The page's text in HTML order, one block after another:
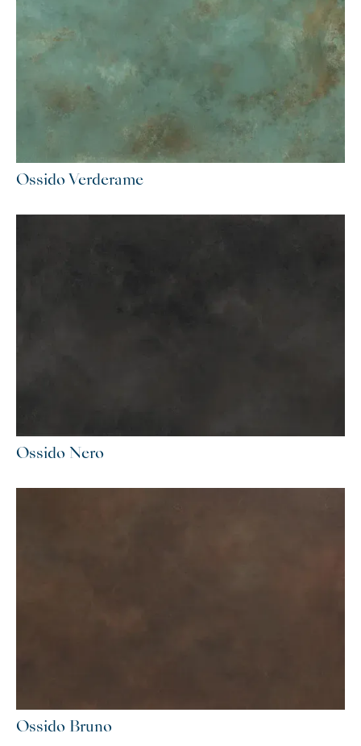
Ossido Verderame
Ossido Nero
Ossido Bruno